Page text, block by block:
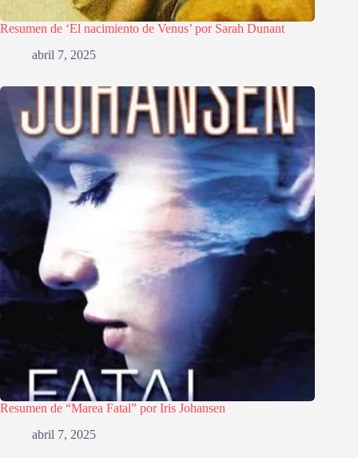
Resumen de ‘El nacimiento de Venus’ por Sarah Dunant
abril 7, 2025
Resumen de “Marea Fatal” por Iris Johansen
abril 7, 2025